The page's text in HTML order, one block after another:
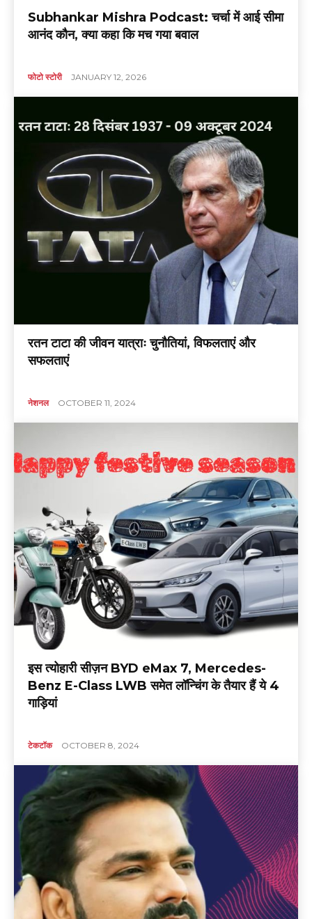
Subhankar Mishra Podcast: चर्चा में आई सीमा
आनंद कौन, क्या कहा कि मच गया बवाल
फोटो स्टोरी JANUARY 12, 2026
रतन टाटा की जीवन यात्राः चुनौतियां, विफलताएं और
सफलताएं
नेशनल OCTOBER 11, 2024
इस त्योहारी सीज़न BYD eMax 7, Mercedes-
Benz E-Class LWB समेत लॉन्चिंग के तैयार हैं ये 4
गाड़ियां
टेकटॉक OCTOBER 8, 2024